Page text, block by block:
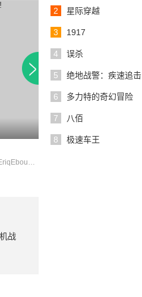
2 星际穿越
3 1917
4 误杀
5 绝地战警：疾速追击
6 多力特的奇幻冒险
7 八佰
8 极速车王
RichardDebuisne / EriqEbouaney / 克洛德·佩隆
机战